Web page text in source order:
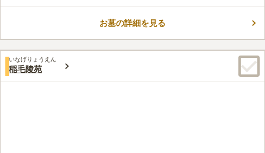
れることができます。 永代供養も行っているので、おひとり様
口コミ評価
みんなの評価
80代男性
お花・お供えは墓園で購入可能ですが毎回持参しています。ろう
お墓の詳細を見る
いなげりょうえん
稲毛陵苑